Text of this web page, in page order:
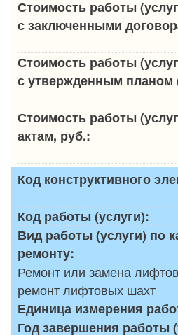
Стоимость работы
с заключенными
Стоимость работы
с утвержденным планом
Стоимость работы
актам, руб.:
Код конструктивного
Код работы (услуги):
Вид работы (услуги) по
ремонту:
Ремонт или замена
ремонт лифтовых шахт
Единица измерения
Год завершения работы